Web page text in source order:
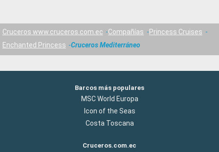
Cruceros www.cruceros.com.ec Compañías
Princess Cruises
Enchanted Princess
Cruceros Mediterráneo
Barcos más populares
MSC World Europa
Icon of the Seas
Costa Toscana
Cruceros.com.ec